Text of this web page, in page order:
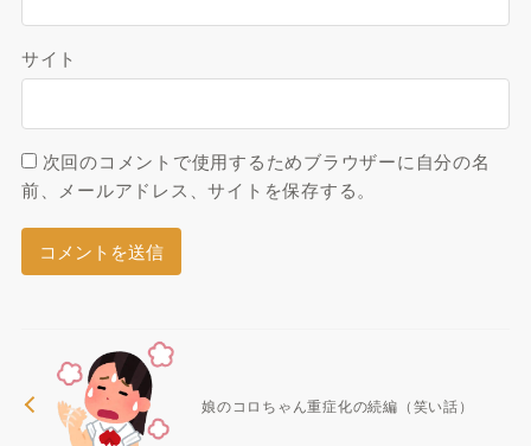
サイト
次回のコメントで使用するためブラウザーに自分の名
前、メールアドレス、サイトを保存する。
娘のコロちゃん重症化の続編（笑い話）